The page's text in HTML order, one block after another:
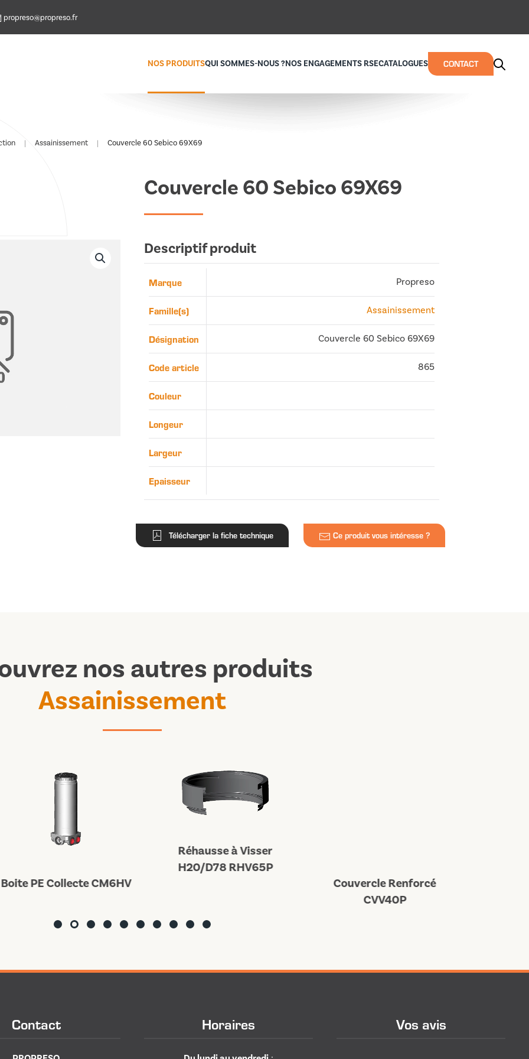
propreso@propreso.fr
NOS PRODUITSQUI SOMMES-NOUS ?NOS ENGAGEMENTS RSECATALOGUES CONTACT
Assainissement Couvercle 60 Sebico 69X69
Couvercle 60 Sebico 69X69
Descriptif produit
Marque Propreso
Famille(s) Assainissement
Désignation Couvercle 60 Sebico 69X69
Code article 865
Couleur
Longeur
Largeur
Epaisseur
Télécharger la fiche technique Ce produit vous intéresse ?
nos autres produits
Assainissement
PE Collecte CM6HV
Réhausse à Visser
H20/D78 RHV65P
Couvercle Renforcé
CVV40P
Contact Horaires Vos avis